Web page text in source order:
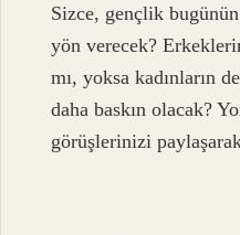
Sizce, gençlik bugünün
yön verecek?
mı, yoksa kadınların
daha baskın olacak?
görüşlerinizi